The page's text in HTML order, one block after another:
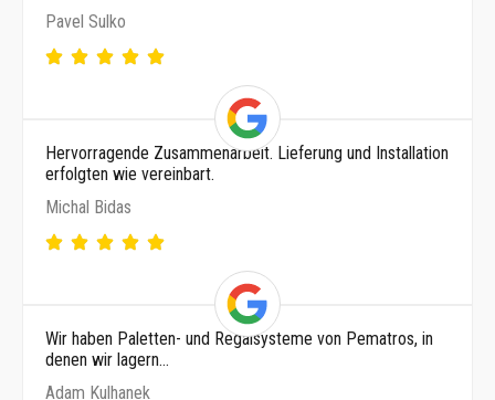
Pavel Sulko
Hervorragende Zusammenarbeit. Lieferung und Installation
erfolgten wie vereinbart.
Michal Bidas
Wir haben Paletten- und Regalsysteme von Pematros, in
denen wir lagern…
Adam Kulhanek